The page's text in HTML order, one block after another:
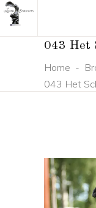
043 Het
Home -
043 Het